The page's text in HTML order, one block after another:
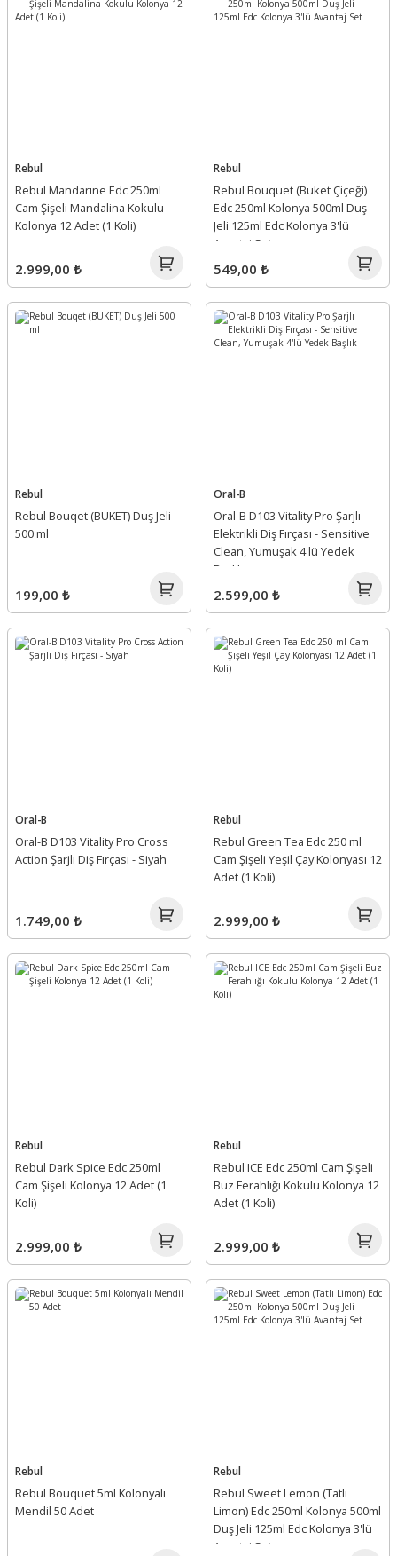
Rebul
Rebul Mandarıne Edc 250ml
Cam Şişeli Mandalina Kokulu
Kolonya 12 Adet (1 Koli)
2.999,00 ₺
Rebul
Rebul Bouquet (Buket Çiçeği)
Edc 250ml Kolonya 500ml Duş
Jeli 125ml Edc Kolonya 3'lü
Avantaj Set
549,00 ₺
Rebul
Rebul Bouqet (BUKET) Duş Jeli
500 ml
199,00 ₺
Oral-B
Oral-B D103 Vitality Pro Şarjlı
Elektrikli Diş Fırçası - Sensitive
Clean, Yumuşak 4'lü Yedek
Başlık
2.599,00 ₺
Oral-B
Oral-B D103 Vitality Pro Cross
Action Şarjlı Diş Fırçası - Siyah
1.749,00 ₺
Rebul
Rebul Green Tea Edc 250 ml
Cam Şişeli Yeşil Çay Kolonyası 12
Adet (1 Koli)
2.999,00 ₺
Rebul
Rebul Dark Spice Edc 250ml
Cam Şişeli Kolonya 12 Adet (1
Koli)
2.999,00 ₺
Rebul
Rebul ICE Edc 250ml Cam Şişeli
Buz Ferahlığı Kokulu Kolonya 12
Adet (1 Koli)
2.999,00 ₺
Rebul
Rebul Bouquet 5ml Kolonyalı
Mendil 50 Adet
Rebul
Rebul Sweet Lemon (Tatlı
Limon) Edc 250ml Kolonya 500ml
Duş Jeli 125ml Edc Kolonya 3'lü
Avantaj Set